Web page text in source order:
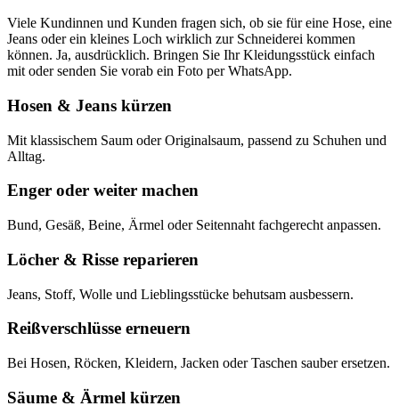
Viele Kundinnen und Kunden fragen sich, ob sie für eine Hose, eine
Jeans oder ein kleines Loch wirklich zur Schneiderei kommen
können. Ja, ausdrücklich. Bringen Sie Ihr Kleidungsstück einfach
mit oder senden Sie vorab ein Foto per WhatsApp.
Hosen & Jeans kürzen
Mit klassischem Saum oder Originalsaum, passend zu Schuhen und
Alltag.
Enger oder weiter machen
Bund, Gesäß, Beine, Ärmel oder Seitennaht fachgerecht anpassen.
Löcher & Risse reparieren
Jeans, Stoff, Wolle und Lieblingsstücke behutsam ausbessern.
Reißverschlüsse erneuern
Bei Hosen, Röcken, Kleidern, Jacken oder Taschen sauber ersetzen.
Säume & Ärmel kürzen